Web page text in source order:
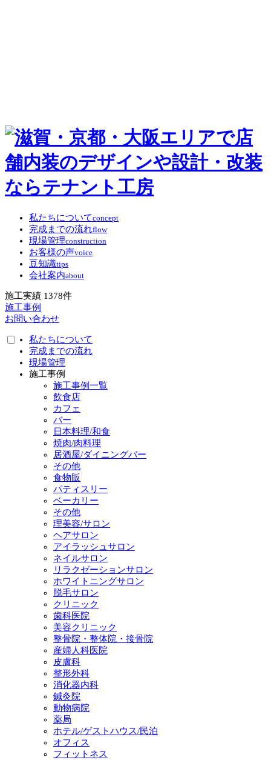
私たちについてconcept
完成までの流れflow
現場管理construction
お客様の声voice
豆知識tips
会社案内about
施工実績 1378件
施工事例
お問い合わせ
私たちについて
完成までの流れ
現場管理
施工事例
施工事例一覧
飲食店
カフェ
バー
日本料理/和食
焼肉/肉料理
居酒屋/ダイニングバー
その他
食物販
パティスリー
ベーカリー
その他
理美容/サロン
ヘアサロン
アイラッシュサロン
ネイルサロン
リラクゼーションサロン
ホワイトニングサロン
脱毛サロン
クリニック
歯科医院
美容クリニック
整骨院・整体院・接骨院
産婦人科医院
皮膚科
整形外科
消化器内科
鍼灸院
動物病院
薬局
ホテル/ゲストハウス/民泊
オフィス
フィットネス